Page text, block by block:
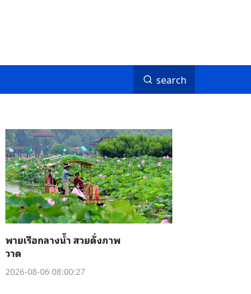
search
พายเรือกลางน้ำ สวยดั่งภาพ
วาด
2026-08-06 08:00:27